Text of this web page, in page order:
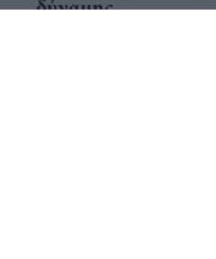
δύναμης